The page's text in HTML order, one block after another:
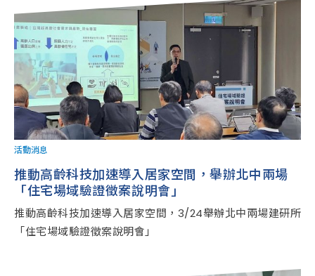
活動消息
推動高齡科技加速導入居家空間，舉辦北中兩場
「住宅場域驗證徵案說明會」
推動高齡科技加速導入居家空間，3/24舉辦北中兩場建研所
「住宅場域驗證徵案說明會」